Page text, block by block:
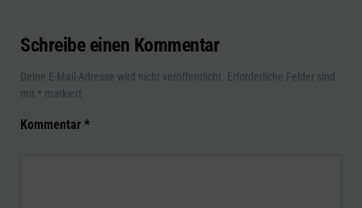
Schreibe einen Kommentar
Deine E-Mail-Adresse wird nicht veröffentlicht. Erforderliche Felder sind
mit * markiert
Kommentar *